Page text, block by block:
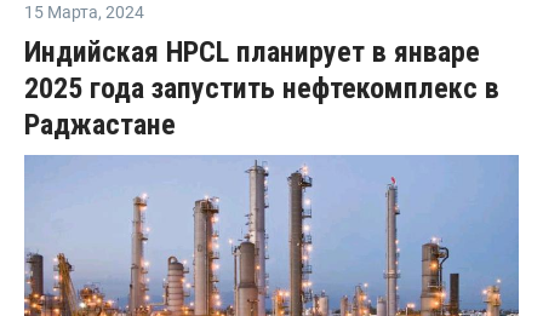
15 Марта, 2024
Индийская HPCL планирует в январе
2025 года запустить нефтекомплекс в
Раджастане